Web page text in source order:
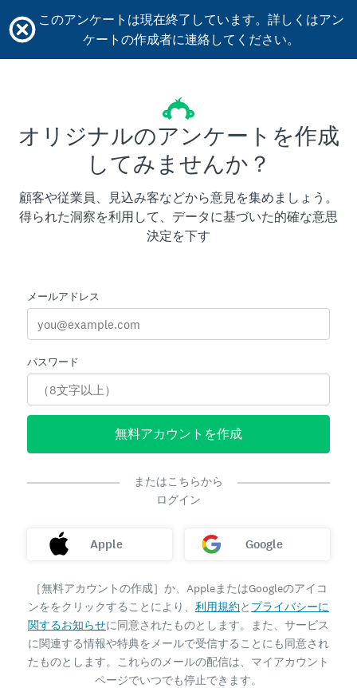
このアンケートは現在終了しています。詳しくはアン
ケートの作成者に連絡してください。
オリジナルのアンケートを作成
してみませんか？
顧客や従業員、見込み客などから意見を集めましょう。
得られた洞察を利用して、データに基づいた的確な意思
決定を下す
メールアドレス
パスワード
無料アカウントを作成
またはこちらから
ログイン
Apple Google
［無料アカウントの作成］か、AppleまたはGoogleのアイコ
ンををクリックすることにより、 利用規約と プライバシーに
関するお知らせに同意されたものとします。また、サービス
に関連する情報や特典をメールで受信することにも同意され
たものとします。これらのメールの配信は、マイアカウント
ページでいつでも停止できます。